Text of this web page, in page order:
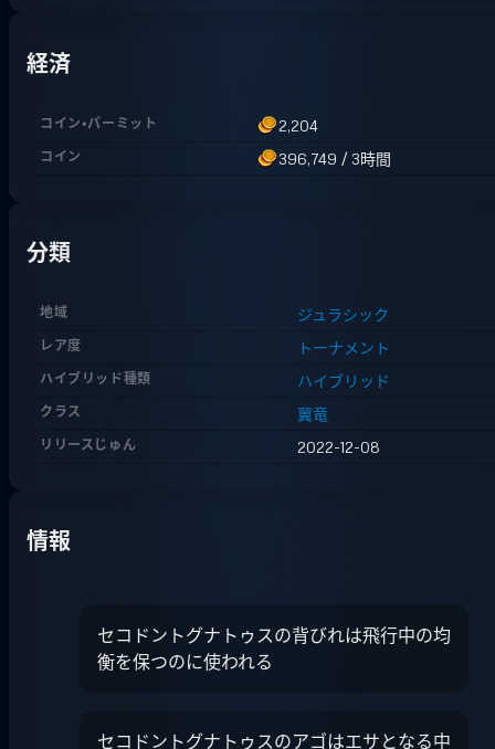
経済
コイン・パーミット 2,204
コイン 396,749 / 3時間
分類
地域 ジュラシック
レア度 トーナメント
ハイブリッド種類 ハイブリッド
クラス 翼竜
リリースじゅん 2022-12-08
情報
セコドントグナトゥスの背びれは飛行中の均
衡を保つのに使われる
セコドントグナトゥスのアゴはエサとなる中